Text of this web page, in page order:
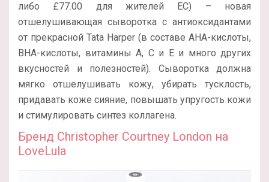
либо £77.00 для жителей ЕС) – новая
отшелушивающая сыворотка с антиоксидантами
от прекрасной Tata Harper (в составе AHA-кислоты,
BHA-кислоты, витамины А, С и Е и много других
вкусностей и полезностей). Сыворотка должна
мягко отшелушивать кожу, убирать тусклость,
придавать коже сияние, повышать упругость кожи
и стимулировать синтез коллагена.
Бренд Christopher Courtney London на
LoveLula